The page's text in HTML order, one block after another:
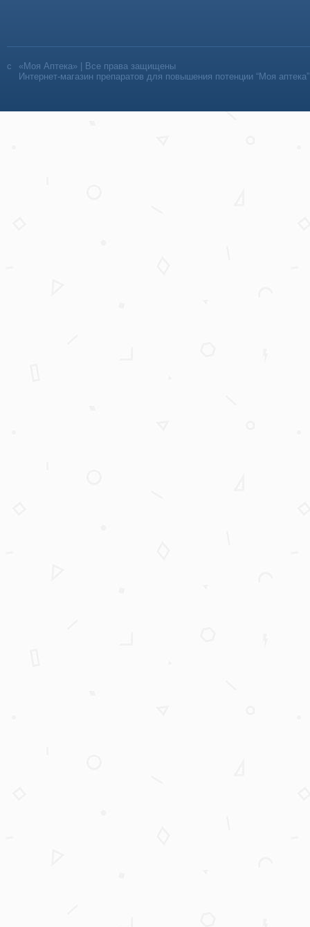
«Моя Аптека» | Все права защищены
Интернет-магазин препаратов для повышения потенции “Моя